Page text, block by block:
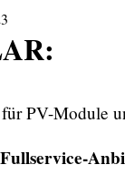
PV-Module